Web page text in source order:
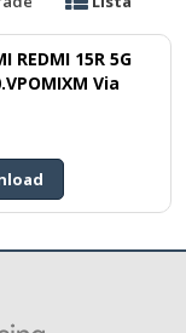
REDMI 15R 5G
Via